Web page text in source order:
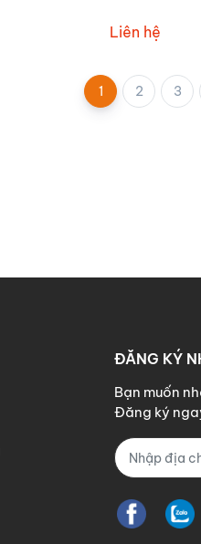
Liên hệ
1 2 3
ĐĂNG KÝ
Bạn muốn
Đăng ký